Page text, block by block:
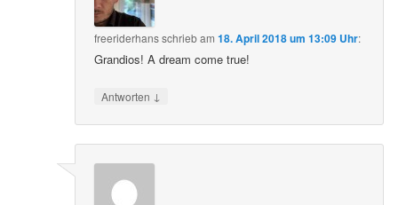
freeriderhansschriebam18. April 2018 um 13:09 Uhr:
Grandios! A dream come true!
Antworten ↓